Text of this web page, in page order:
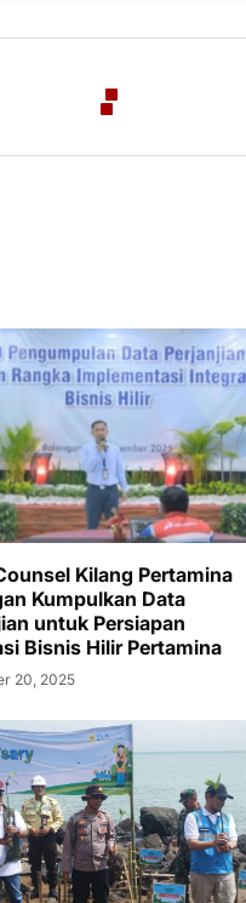
Kilang Pertamina
Kumpulkan Data
untuk Persiapan
Bisnis Hilir Pertamina
20, 2025